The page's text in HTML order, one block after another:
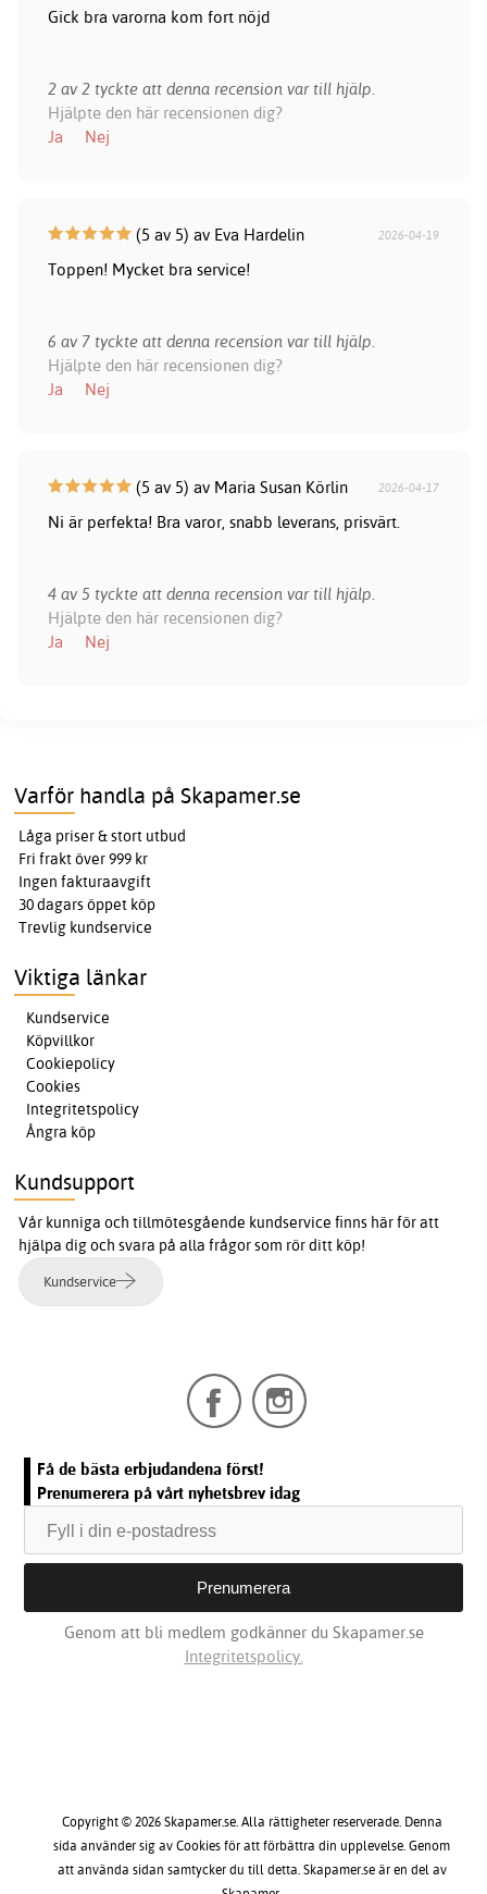
Gick bra varorna kom fort nöjd
2 av 2 tyckte att denna recension var till hjälp.
Hjälpte den här recensionen dig?
Ja
Nej
(5 av 5) av Eva Hardelin 2026-04-19
Toppen! Mycket bra service!
6 av 7 tyckte att denna recension var till hjälp.
Hjälpte den här recensionen dig?
Ja
Nej
(5 av 5) av Maria Susan Körlin 2026-04-17
Ni är perfekta! Bra varor, snabb leverans, prisvärt.
4 av 5 tyckte att denna recension var till hjälp.
Hjälpte den här recensionen dig?
Ja
Nej
Varför handla på Skapamer.se
Låga priser & stort utbud
Fri frakt över 999 kr
Ingen fakturaavgift
30 dagars öppet köp
Trevlig kundservice
Viktiga länkar
Kundservice
Köpvillkor
Cookiepolicy
Cookies
Integritetspolicy
Ångra köp
Kundsupport
Vår kunniga och tillmötesgående kundservice finns här för att
hjälpa dig och svara på alla frågor som rör ditt köp!
Kundservice
Få de bästa erbjudandena först!
Prenumerera på vårt nyhetsbrev idag
Genom att bli medlem godkänner du Skapamer.se
Integritetspolicy.
Copyright © 2026 Skapamer.se. Alla rättigheter reserverade. Denna
sida använder sig av Cookies för att förbättra din upplevelse. Genom
att använda sidan samtycker du till detta. Skapamer.se är en del av